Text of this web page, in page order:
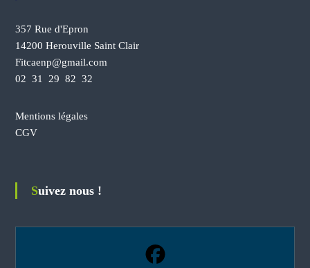
357 Rue d'Epron
14200 Herouville Saint Clair
Fitcaenp@gmail.com
02 31 29 82 32
Mentions légales
CGV
Suivez nous !